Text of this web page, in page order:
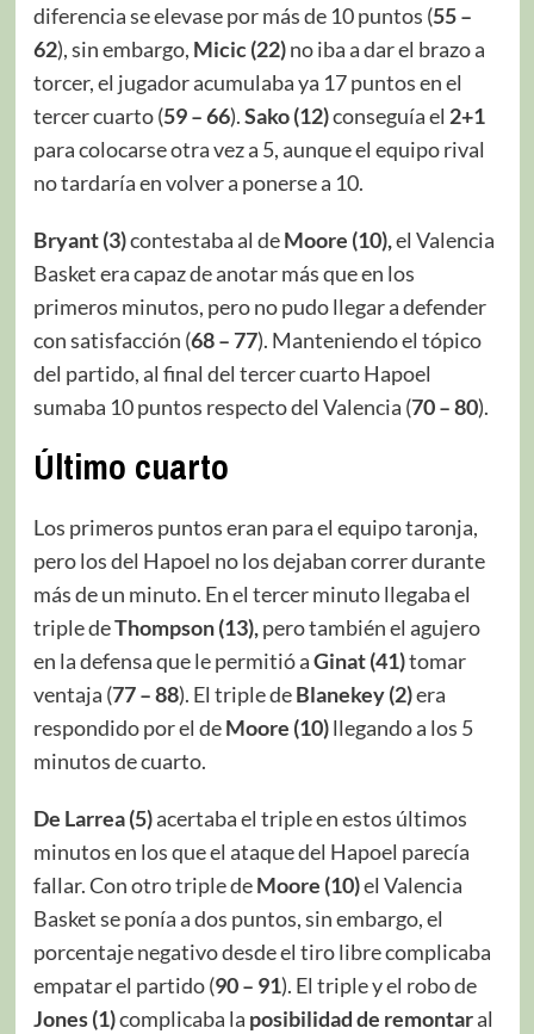
diferencia se elevase por más de 10 puntos (55 –
62), sin embargo, Micic (22)no iba a dar el brazo a
torcer, el jugador acumulaba ya 17 puntos en el
tercer cuarto (59 – 66).Sako (12)conseguía el 2+1
para colocarse otra vez a 5, aunque el equipo rival
no tardaría en volver a ponerse a 10.
Bryant (3)contestaba al deMoore (10),el Valencia
Basket era capaz de anotar más que en los
primeros minutos, pero no pudo llegar a defender
con satisfacción (68 – 77). Manteniendo el tópico
del partido, al final del tercer cuarto Hapoel
sumaba 10 puntos respecto del Valencia (70 – 80).
Último cuarto
Los primeros puntos eran para el equipo taronja,
pero los del Hapoel no los dejaban correr durante
más de un minuto. En el tercer minuto llegaba el
triple deThompson (13),pero también el agujero
en la defensa que le permitió aGinat (41)tomar
ventaja (77 – 88). El triple deBlanekey (2)era
respondido por el deMoore (10)llegando a los 5
minutos de cuarto.
De Larrea (5)acertaba el triple en estos últimos
minutos en los que el ataque del Hapoel parecía
fallar. Con otro triple deMoore (10)el Valencia
Basket se ponía a dos puntos, sin embargo, el
porcentaje negativo desde el tiro libre complicaba
empatar el partido (90 – 91). El triple y el robo de
Jones (1)complicaba la posibilidad de remontaral